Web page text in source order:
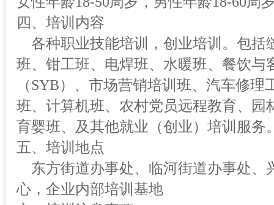
四、培训内容
各种职业技能培训，创业培训。包括
班、钳工班、电焊班、水暖班、餐饮与
（SYB）、市场营销培训班、汽车修
班、计算机班、农村党员远程教育、
育婴班、及其他就业（创业）培训服务
五、培训地点
东方街道办事处、临河街道办事处、
心，企业内部培训基地